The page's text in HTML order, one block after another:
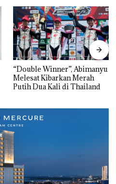
“Double Winner”, Abimanyu
Melesat Kibarkan Merah
Putih Dua Kali di Thailand